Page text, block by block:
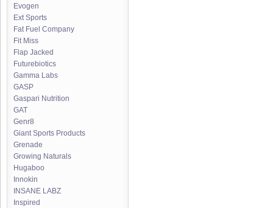
Evogen
Ext Sports
Fat Fuel Company
Fit Miss
Flap Jacked
Futurebiotics
Gamma Labs
GASP
Gaspari Nutrition
GAT
Genr8
Giant Sports Products
Grenade
Growing Naturals
Hugaboo
Innokin
INSANE LABZ
Inspired